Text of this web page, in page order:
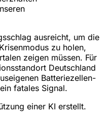
ausreicht, um die
zu holen,
zeigen müssen. Für
Deutschland
Batteriezellen-
fatales Signal.
einer KI erstellt.